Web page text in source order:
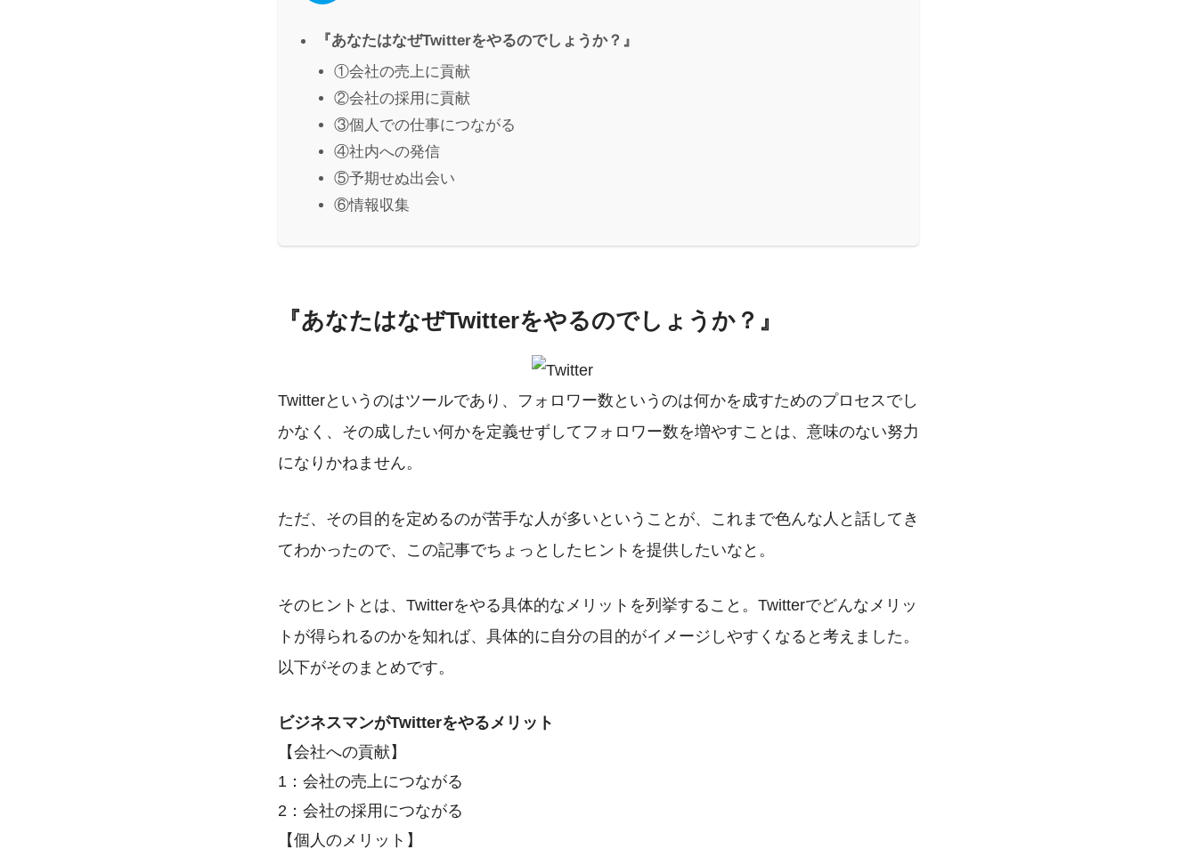
『あなたはなぜTwitterをやるのでしょうか？』
①会社の売上に貢献
②会社の採用に貢献
③個人での仕事につながる
④社内への発信
⑤予期せぬ出会い
⑥情報収集
『あなたはなぜTwitterをやるのでしょうか？』
Twitterというのはツールであり、フォロワー数というのは何かを成すためのプロセスでし
かなく、その成したい何かを定義せずしてフォロワー数を増やすことは、意味のない努力
になりかねません。
ただ、その目的を定めるのが苦手な人が多いということが、これまで色んな人と話してき
てわかったので、この記事でちょっとしたヒントを提供したいなと。
そのヒントとは、 Twitterをやる具体的なメリットを列挙すること。Twitterでどんなメリッ
トが得られるのかを知れば、具体的に自分の目的がイメージしやすくなると考えました。
以下がそのまとめです。
ビジネスマンがTwitterをやるメリット
【会社への貢献】
1：会社の売上につながる
2：会社の採用につながる
【個人のメリット】